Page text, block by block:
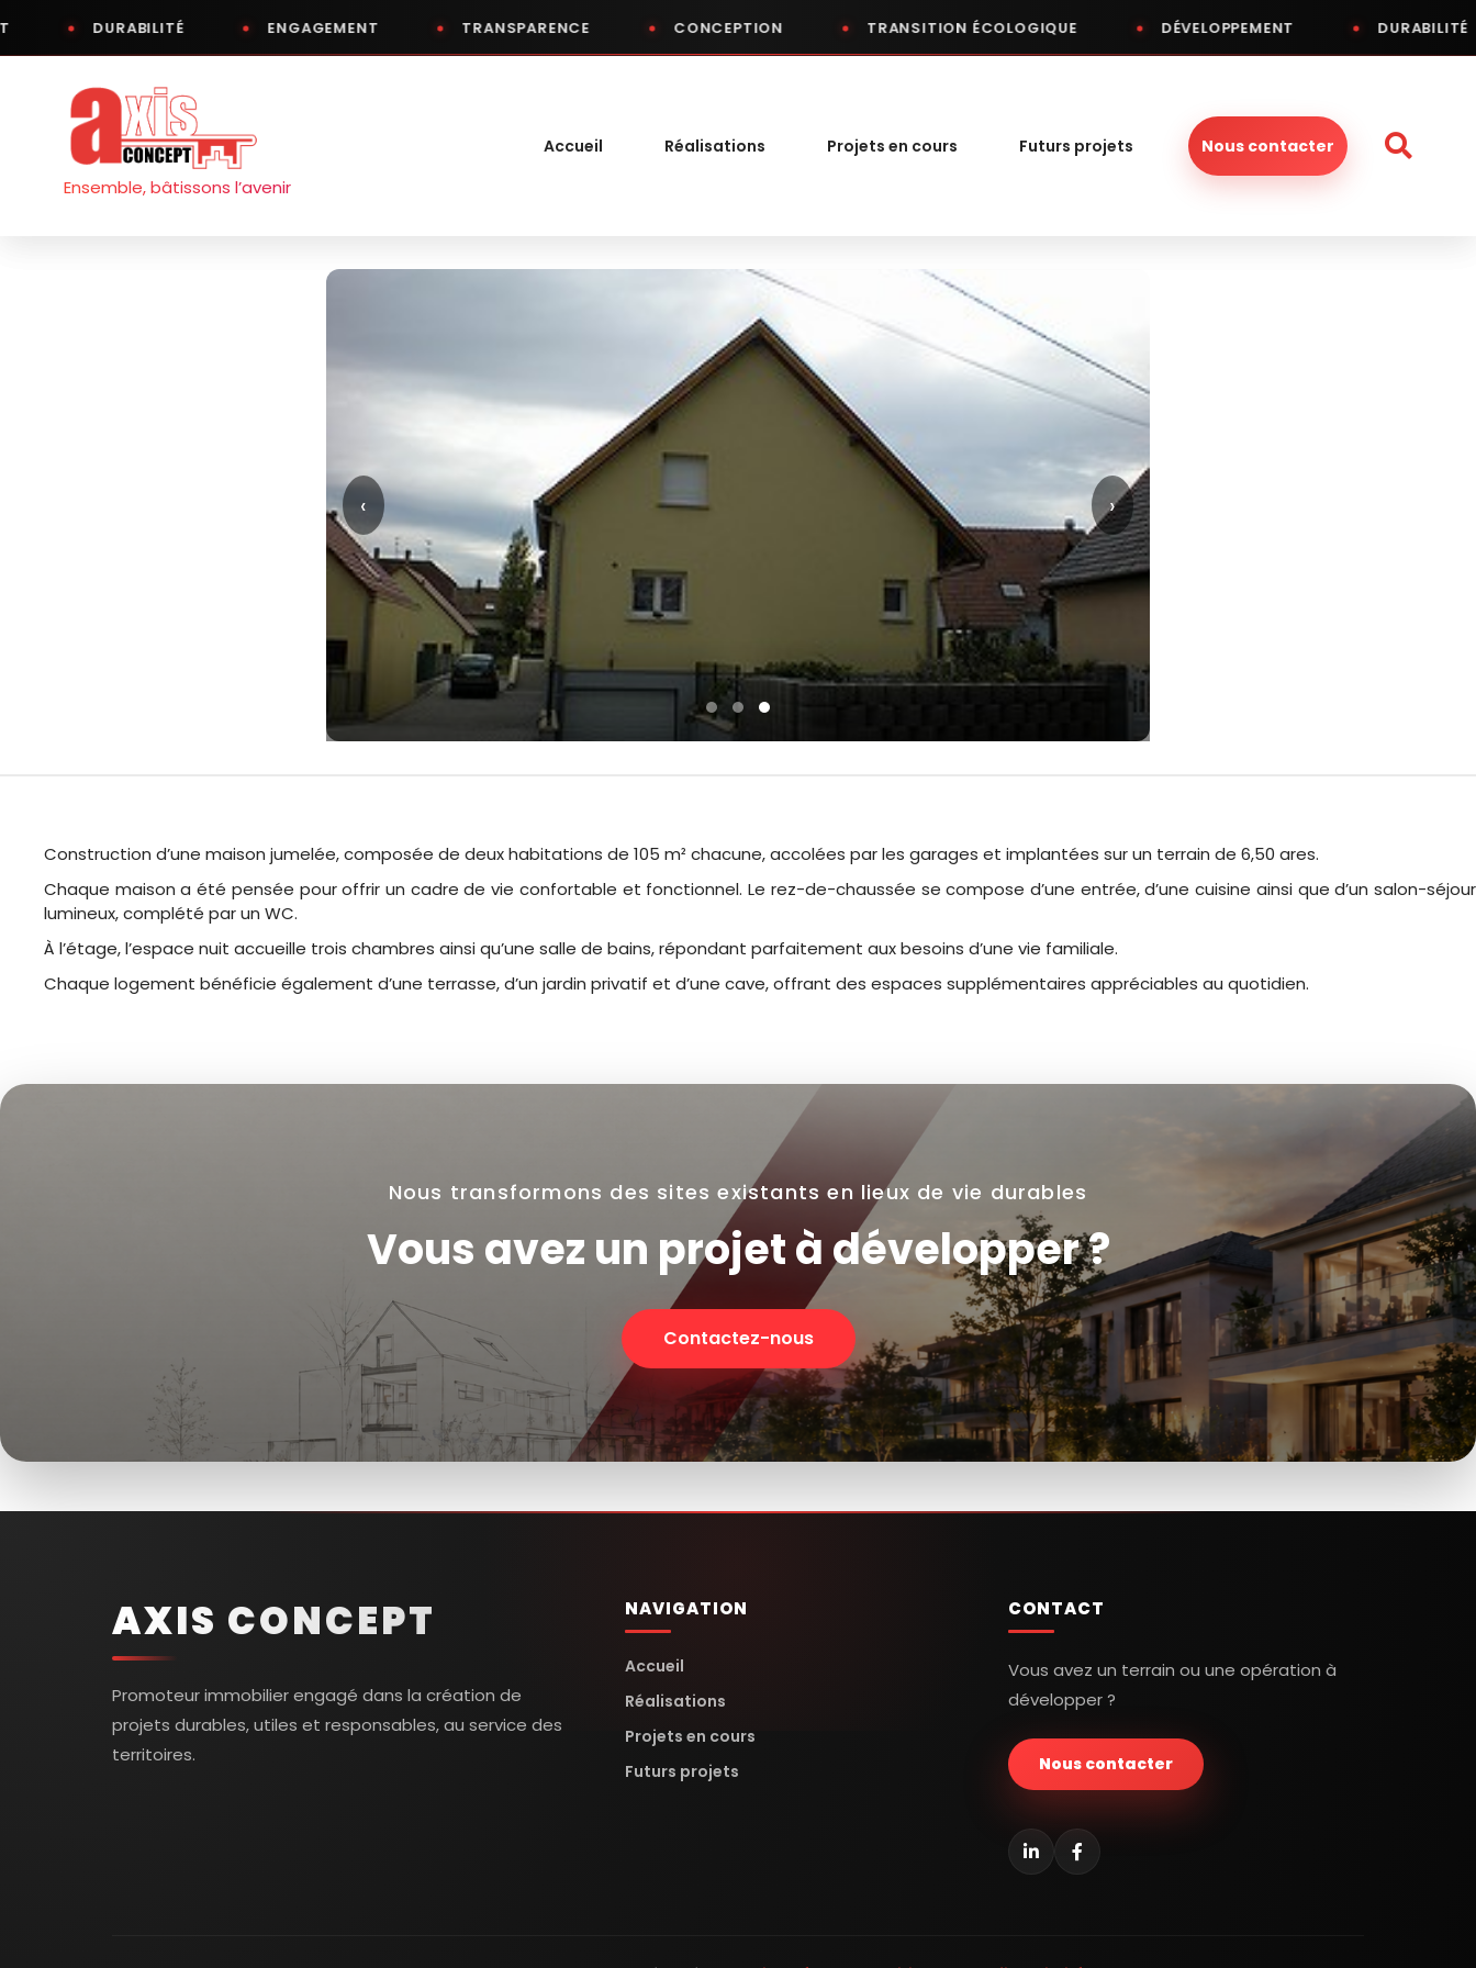
DURABILITÉ ENGAGEMENT TRANSPARENCE CONCEPTION TRANSITION ÉCOLOGIQUE DÉVELOPPEMENT DURABILITÉ
Ensemble, bâtissons l’avenir
Accueil Réalisations Projets en cours Futurs projets Nous contacter
‹ ›
Construction d’une maison jumelée, composée de deux habitations de 105 m² chacune, accolées par les garages et implantées sur un terrain de 6,50 ares.
Chaque maison a été pensée pour offrir un cadre de vie confortable et fonctionnel. Le rez-de-chaussée se compose d’une entrée, d’une cuisine ainsi que d’un salon-séjour
lumineux, complété par un WC.
À l’étage, l’espace nuit accueille trois chambres ainsi qu’une salle de bains, répondant parfaitement aux besoins d’une vie familiale.
Chaque logement bénéficie également d’une terrasse, d’un jardin privatif et d’une cave, offrant des espaces supplémentaires appréciables au quotidien.
Nous transformons des sites existants en lieux de vie durables
Vous avez un projet à développer ?
Contactez-nous
AXIS CONCEPT
Promoteur immobilier engagé dans la création de
projets durables, utiles et responsables, au service des
territoires.
NAVIGATION
Accueil
Réalisations
Projets en cours
Futurs projets
CONTACT
Vous avez un terrain ou une opération à
développer ?
Nous contacter